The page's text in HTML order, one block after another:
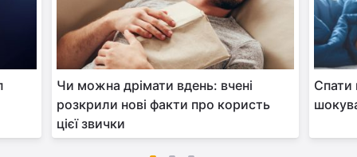
Чи можна дрімати вдень: вчені
розкрили нові факти про користь
цієї звички
Спати